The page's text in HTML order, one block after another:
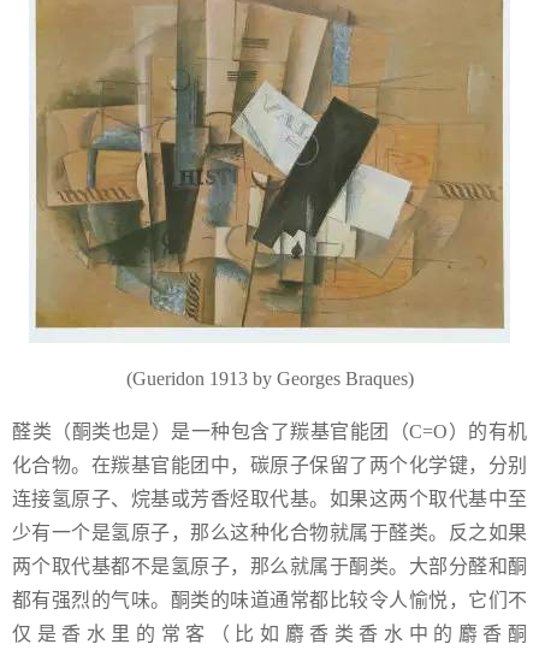
(Gueridon 1913 by Georges Braques)
醛类（酮类也是）是一种包含了羰基官能团（C=O）的有机
化合物。在羰基官能团中，碳原子保留了两个化学键，分别
连接氢原子、烷基或芳香烃取代基。如果这两个取代基中至
少有一个是氢原子，那么这种化合物就属于醛类。反之如果
两个取代基都不是氢原子，那么就属于酮类。大部分醛和酮
都有强烈的气味。酮类的味道通常都比较令人愉悦，它们不
仅是香水里的常客（比如麝香类香水中的麝香酮